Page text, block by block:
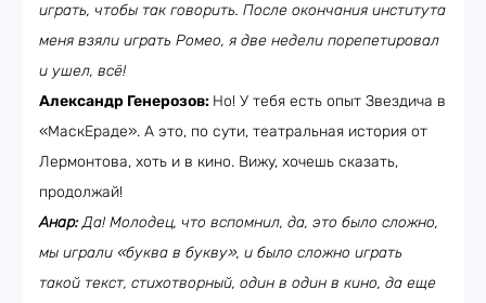
играть, чтобы так говорить. После окончания института
меня взяли играть Ромео, я две недели порепетировал
и ушел, всё!
Александр Генерозов: Но! У тебя есть опыт Звездича в
«МаскЕраде». А это, по сути, театральная история от
Лермонтова, хоть и в кино. Вижу, хочешь сказать,
продолжай!
Анар:Да! Молодец, что вспомнил, да, это было сложно,
мы играли «буква в букву», и было сложно играть
такой текст, стихотворный, один в один в кино, да еще